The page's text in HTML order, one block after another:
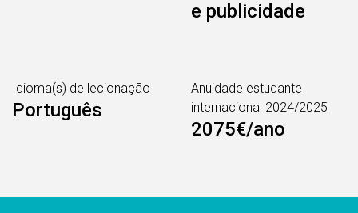
e publicidade
Idioma(s) de lecionação
Português
Anuidade estudante
internacional 2024/2025
2075€/ano